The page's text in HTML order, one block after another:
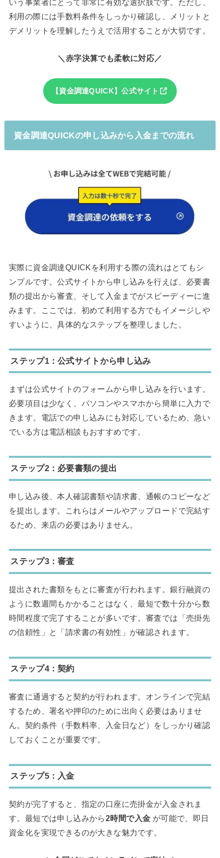
いう事業者にとって非常に有効な選択肢です。ただし、
利用の際には手数料条件をしっかり確認し、メリットと
デメリットを理解したうえで活用することが大切です。
＼赤字決算でも柔軟に対応／
【資金調達QUICK】公式サイト
資金調達QUICKの申し込みから入金までの流れ
実際に資金調達QUICKを利用する際の流れはとてもシ
ンプルです。公式サイトから申し込みを行えば、必要書
類の提出から審査、そして入金までがスピーディーに進
みます。ここでは、初めて利用する方でもイメージしや
すいように、具体的なステップを整理しました。
ステップ1：公式サイトから申し込み
まずは公式サイトのフォームから申し込みを行います。
必要項目は少なく、パソコンやスマホから簡単に入力で
きます。電話での申し込みにも対応しているため、急い
でいる方は電話相談もおすすめです。
ステップ2：必要書類の提出
申し込み後、本人確認書類や請求書、通帳のコピーなど
を提出します。これらはメールやアップロードで完結す
るため、来店の必要はありません。
ステップ3：審査
提出された書類をもとに審査が行われます。銀行融資の
ように数週間もかかることはなく、最短で数十分から数
時間程度で完了することが多いです。審査では「売掛先
の信頼性」と「請求書の有効性」が確認されます。
ステップ4：契約
審査に通過すると契約が行われます。オンラインで完結
するため、署名や押印のために出向く必要はありませ
ん。契約条件（手数料率、入金日など）をしっかり確認
しておくことが重要です。
ステップ5：入金
契約が完了すると、指定の口座に売掛金が入金されま
す。最短では申し込みから2時間で入金 が可能で、即日
資金化を実現できるのが大きな魅力です。